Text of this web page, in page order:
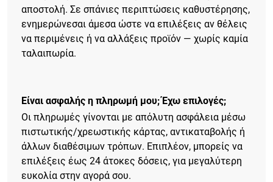
αποστολή. Σε σπάνιες περιπτώσεις καθυστέρησης,
ενημερώνεσαι άμεσα ώστε να επιλέξεις αν θέλεις
να περιμένεις ή να αλλάξεις προϊόν — χωρίς καμία
ταλαιπωρία.
Είναι ασφαλής η πληρωμή μου; Έχω επιλογές;
Οι πληρωμές γίνονται με απόλυτη ασφάλεια μέσω
πιστωτικής/χρεωστικής κάρτας, αντικαταβολής ή
άλλων διαθέσιμων τρόπων. Επιπλέον, μπορείς να
επιλέξεις έως 24 άτοκες δόσεις, για μεγαλύτερη
ευκολία στην αγορά σου.